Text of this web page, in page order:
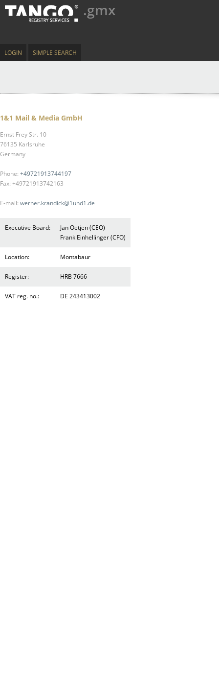
.gmx
LOGIN SIMPLE SEARCH
1&1 Mail & Media GmbH
Ernst Frey Str. 10
76135 Karlsruhe
Germany
Phone: +49721913744197
Fax: +49721913742163
E-mail: werner.krandick@1und1.de
Executive Board:
Jan Oetjen (CEO)
Frank Einhellinger (CFO)
Location: Montabaur
Register: HRB 7666
VAT reg. no.: DE 243413002